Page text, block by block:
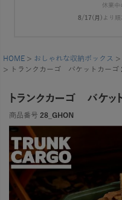
休業中
8/17(月) より
HOME おしゃれな収納ボックス
トランクカーゴ バケットカーゴ
トランクカーゴ バケッ
商品番号 28_GHON